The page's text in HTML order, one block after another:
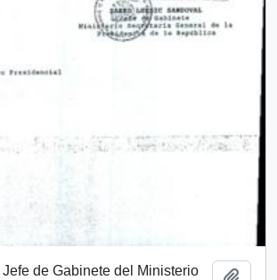
de Gabinete del Ministerio